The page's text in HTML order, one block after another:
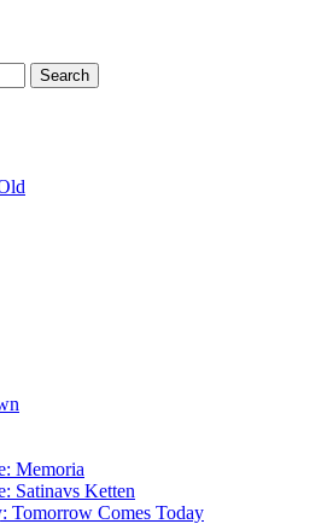
Memoria
Satinavs Ketten
Tomorrow Comes Today